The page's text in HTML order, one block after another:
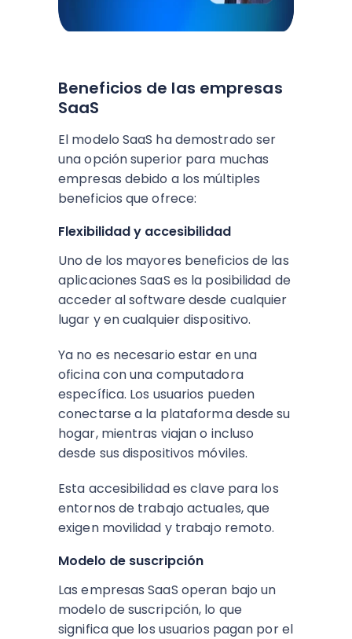
Beneficios de las empresas
SaaS
El modelo SaaS ha demostrado ser
una opción superior para muchas
empresas debido a los múltiples
beneficios que ofrece:
Flexibilidad y accesibilidad
Uno de los mayores beneficios de las
aplicaciones SaaS es la posibilidad de
acceder al software desde cualquier
lugar y en cualquier dispositivo.
Ya no es necesario estar en una
oficina con una computadora
específica. Los usuarios pueden
conectarse a la plataforma desde su
hogar, mientras viajan o incluso
desde sus dispositivos móviles.
Esta accesibilidad es clave para los
entornos de trabajo actuales, que
exigen movilidad y trabajo remoto.
Modelo de suscripción
Las empresas SaaS operan bajo un
modelo de suscripción, lo que
significa que los usuarios pagan por el